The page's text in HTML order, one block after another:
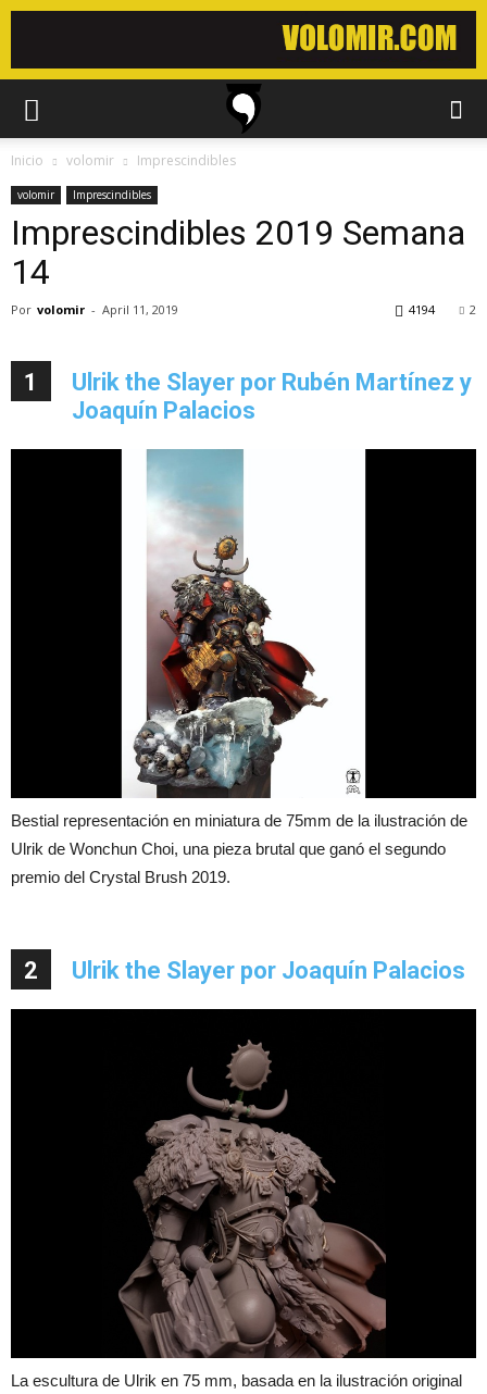
Inicio volomir Imprescindibles
volomir Imprescindibles
Imprescindibles 2019 Semana
14
Por volomir - April 11, 2019 2
4194
1
Ulrik the Slayer por Rubén Martínez y
Joaquín Palacios
Bestial representación en miniatura de 75mm de la ilustración de
Ulrik de Wonchun Choi, una pieza brutal que ganó el segundo
premio del Crystal Brush 2019.
2 Ulrik the Slayer por Joaquín Palacios
La escultura de Ulrik en 75 mm, basada en la ilustración original